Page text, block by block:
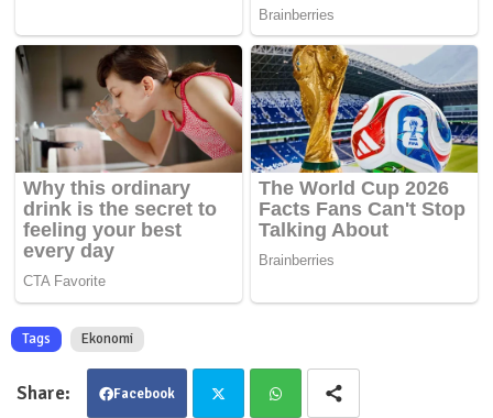
Tags Ekonomi
Facebook